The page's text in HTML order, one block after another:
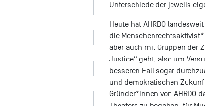
Unterschiede der jeweils
Heute hat AHRDO
die
aber auch mit Gruppen der
Justice“ geht, also um
besseren Fall sogar
und demokratischen
Gründer*innen von AHRDO